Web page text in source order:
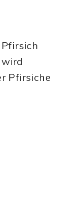
wird
Pfirsiche